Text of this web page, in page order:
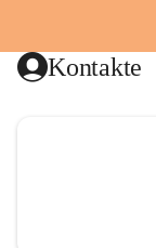
Kontakte